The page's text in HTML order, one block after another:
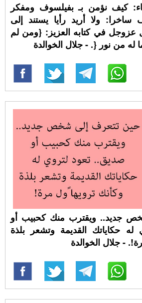
كيف نؤمن بـ بفيلسوف ومفكر
ساخرا: ولا أريد رأيا يستند إلى
عزوجل في كتابه العزيز: {ومن لم
له من نور {. - جلال الخوالدة
جديد.. ويقترب منك كحبيب أو
حكاياتك القديمة وتشعر بلذة
- جلال الخوالدة